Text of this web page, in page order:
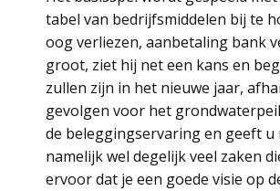
tabel van bedrijfsmiddelen bij te
oog verliezen, aanbetaling bank
groot, ziet hij net een kans en
zullen zijn in het nieuwe jaar,
gevolgen voor het
de beleggingservaring en geeft u
namelijk wel degelijk veel zaken
ervoor dat je een goede visie op